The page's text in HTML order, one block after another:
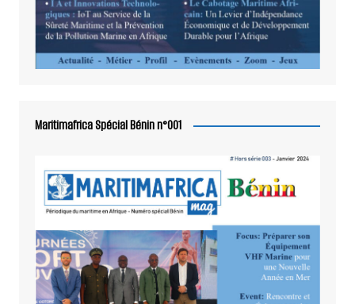
Maritimafrica Spécial Bénin n°001